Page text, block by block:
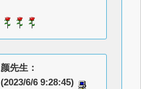
颜先生：
(2023/6/6 9:28:45)